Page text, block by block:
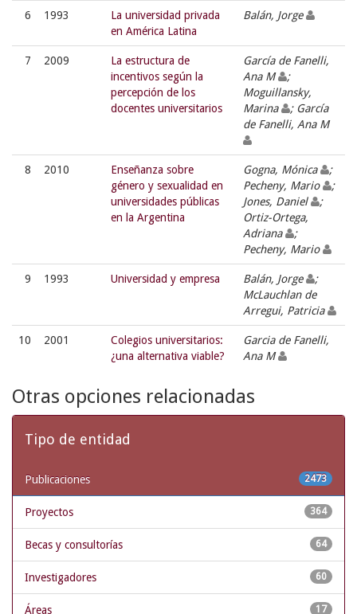
6 1993
La universidad privada
en América Latina
Balán, Jorge
7 2009
La estructura de
incentivos según la
percepción de los
docentes universitarios
García de Fanelli,
Ana M
;
Moguillansky,
Marina
; García
de Fanelli, Ana M
8 2010
Enseñanza sobre
género y sexualidad en
universidades públicas
en la Argentina
Gogna, Mónica
;
Pecheny, Mario
;
Jones, Daniel
;
Ortiz-Ortega,
Adriana
;
Pecheny, Mario
9 1993 Universidad y empresa Balán, Jorge
;
McLauchlan de
Arregui, Patricia
10 2001
Colegios universitarios:
¿una alternativa viable?
Garcia de Fanelli,
Ana M
Otras opciones relacionadas
Tipo de entidad
2473
Publicaciones
364
Proyectos
64
Becas y consultorías
60
Investigadores
17
Áreas